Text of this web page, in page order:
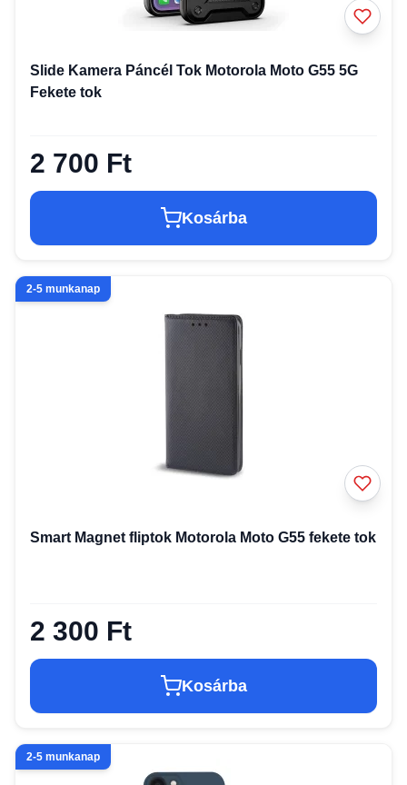
Slide Kamera Páncél Tok Motorola Moto G55 5G
Fekete tok
2 700 Ft
Kosárba
2-5 munkanap
Smart Magnet fliptok Motorola Moto G55 fekete tok
2 300 Ft
Kosárba
2-5 munkanap